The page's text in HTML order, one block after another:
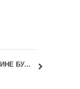
ВЕШТИНЕ БУДУЋНОСТИ